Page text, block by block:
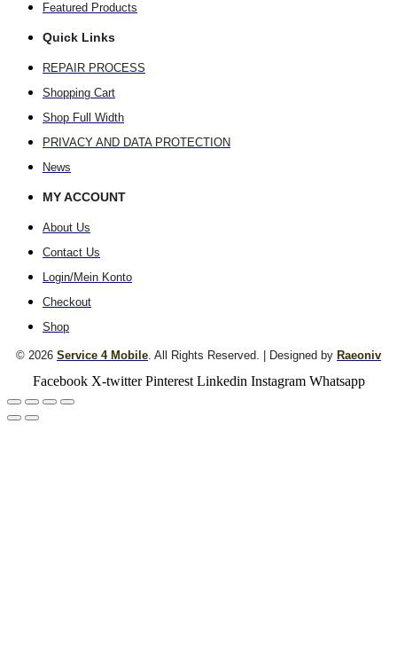
Featured Products
Quick Links
REPAIR PROCESS
Shopping Cart
Shop Full Width
PRIVACY AND DATA PROTECTION
News
MY ACCOUNT
About Us
Contact Us
Login/Mein Konto
Checkout
Shop
© 2026 Service 4 Mobile. All Rights Reserved. | Designed by Raeoniv
Facebook X-twitter Pinterest Linkedin Instagram Whatsapp